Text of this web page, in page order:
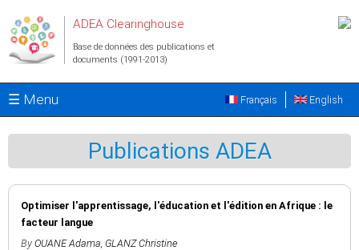
ADEA Clearinghouse
Base de données des publications et
documents (1991-2013)
☰ Menu English
Français
Publications ADEA
Optimiser l'apprentissage, l'éducation et l'édition en Afrique : le
facteur langue
By OUANE Adama, GLANZ Christine